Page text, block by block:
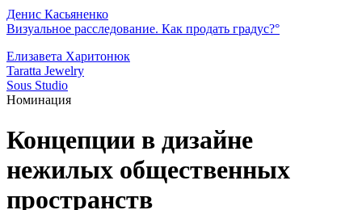
Денис Касьяненко
Визуальное расследование. Как продать градус?°
Елизавета Харитонюк
Taratta Jewelry
Sous Studio
Номинация
Концепции в дизайне
нежилых общественных
пространств